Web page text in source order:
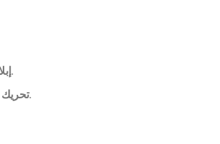
لازم تبلغ السلطات المحلية، الحكومية، والبيئية باللي حصل.
تحريكابعت فرق مدرّبة ومعاهم المعدات المطلوبة فورًا لمكان الحادث.